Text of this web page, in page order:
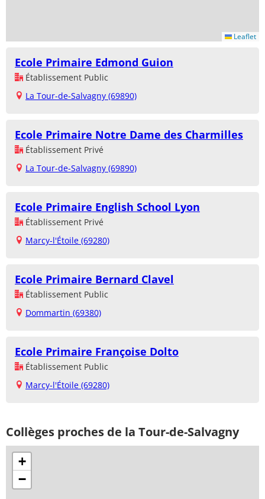
Leaflet
Ecole Primaire Edmond Guion
Établissement Public
La Tour-de-Salvagny (69890)
Ecole Primaire Notre Dame des Charmilles
Établissement Privé
La Tour-de-Salvagny (69890)
Ecole Primaire English School Lyon
Établissement Privé
Marcy-l'Étoile (69280)
Ecole Primaire Bernard Clavel
Établissement Public
Dommartin (69380)
Ecole Primaire Françoise Dolto
Établissement Public
Marcy-l'Étoile (69280)
Collèges proches de la Tour-de-Salvagny
+
−